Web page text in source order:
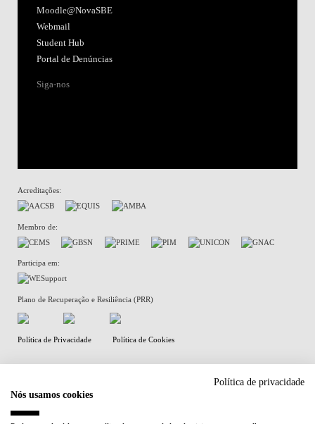
Moodle@NovaSBE
Webmail
Student Hub
Portal de Denúncias
Siga-nos
Acreditações:
Membro de:
Participa em:
Plano de Recuperação e Resiliência (PRR)
Política de Privacidade Política de Cookies
Política de privacidade
Nós usamos cookies